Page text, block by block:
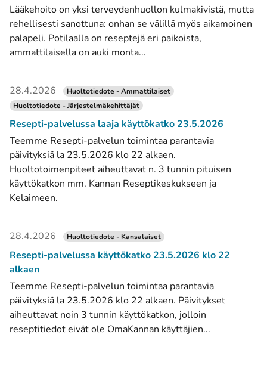
Lääkehoito on yksi terveydenhuollon kulmakivistä, mutta
rehellisesti sanottuna: onhan se välillä myös aikamoinen
palapeli. Potilaalla on reseptejä eri paikoista,
ammattilaisella on auki monta...
28.4.2026
Huoltotiedote - Ammattilaiset
Huoltotiedote - Järjestelmäkehittäjät
Resepti-palvelussa laaja käyttökatko 23.5.2026
Teemme Resepti-palvelun toimintaa parantavia
päivityksiä la 23.5.2026 klo 22 alkaen.
Huoltotoimenpiteet aiheuttavat n. 3 tunnin pituisen
käyttökatkon mm. Kannan Reseptikeskukseen ja
Kelaimeen.
28.4.2026 Huoltotiedote - Kansalaiset
Resepti-palvelussa käyttökatko 23.5.2026 klo 22
alkaen
Teemme Resepti-palvelun toimintaa parantavia
päivityksiä la 23.5.2026 klo 22 alkaen. Päivitykset
aiheuttavat noin 3 tunnin käyttökatkon, jolloin
reseptitiedot eivät ole OmaKannan käyttäjien...